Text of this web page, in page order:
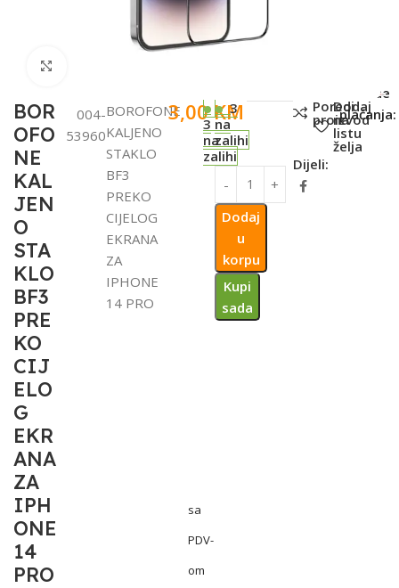
BOR
OFO
NE
KAL
JEN
O
STA
KLO
BF3
PRE
KO
CIJ
ELO
G
EKR
ANA
ZA
IPH
ONE
14
PRO
004-
53960
BOROFONE
KALJENO
STAKLO
BF3
PREKO
CIJELOG
EKRANA
ZA
IPHONE
14 PRO
3,00KM
sa
PDV-
om
3
na
zalihi
3
na
zalihi
Dodaj
u
korpu
Kupi
sada
Poredi
proizvod
Dodaj
na
listu
želja
Dijeli:
Metode
plaćanja: